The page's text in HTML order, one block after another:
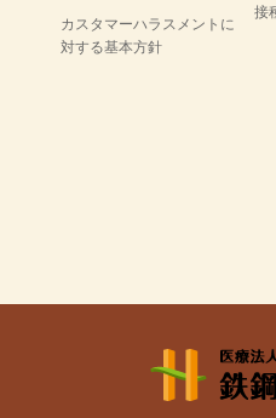
カスタマーハラスメントに
対する基本方針
接